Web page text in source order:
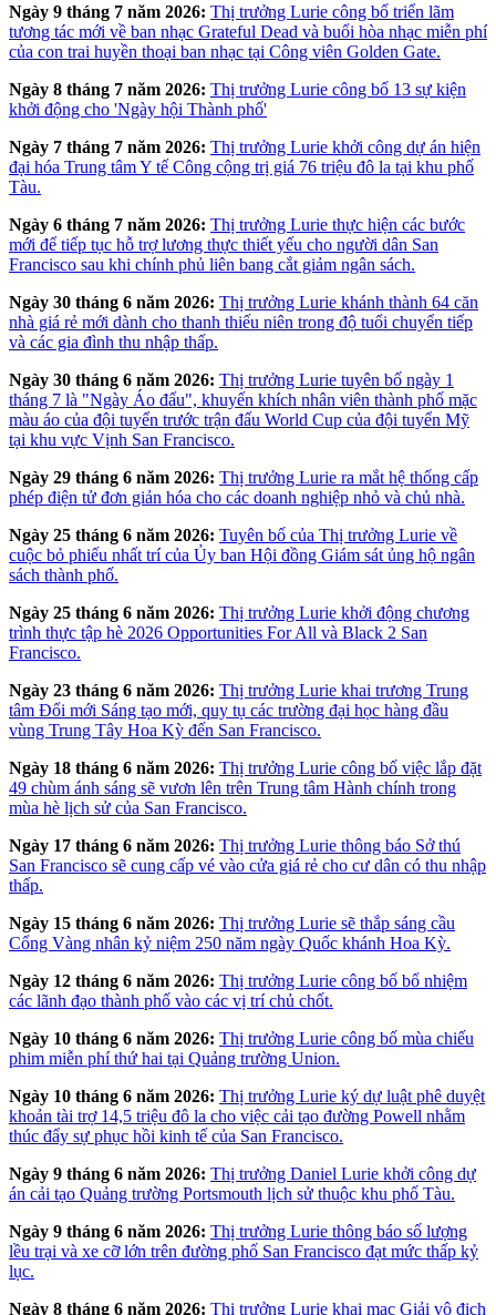
Ngày 9 tháng 7 năm 2026: Thị trưởng Lurie công bố triển lãm
tương tác mới về ban nhạc Grateful Dead và buổi hòa nhạc miễn phí
của con trai huyền thoại ban nhạc tại Công viên Golden Gate.
Ngày 8 tháng 7 năm 2026: Thị trưởng Lurie công bố 13 sự kiện
khởi động cho 'Ngày hội Thành phố'
Ngày 7 tháng 7 năm 2026: Thị trưởng Lurie khởi công dự án hiện
đại hóa Trung tâm Y tế Công cộng trị giá 76 triệu đô la tại khu phố
Tàu.
Ngày 6 tháng 7 năm 2026: Thị trưởng Lurie thực hiện các bước
mới để tiếp tục hỗ trợ lương thực thiết yếu cho người dân San
Francisco sau khi chính phủ liên bang cắt giảm ngân sách.
Ngày 30 tháng 6 năm 2026: Thị trưởng Lurie khánh thành 64 căn
nhà giá rẻ mới dành cho thanh thiếu niên trong độ tuổi chuyển tiếp
và các gia đình thu nhập thấp.
Ngày 30 tháng 6 năm 2026: Thị trưởng Lurie tuyên bố ngày 1
tháng 7 là "Ngày Áo đấu", khuyến khích nhân viên thành phố mặc
màu áo của đội tuyển trước trận đấu World Cup của đội tuyển Mỹ
tại khu vực Vịnh San Francisco.
Ngày 29 tháng 6 năm 2026: Thị trưởng Lurie ra mắt hệ thống cấp
phép điện tử đơn giản hóa cho các doanh nghiệp nhỏ và chủ nhà.
Ngày 25 tháng 6 năm 2026: Tuyên bố của Thị trưởng Lurie về
cuộc bỏ phiếu nhất trí của Ủy ban Hội đồng Giám sát ủng hộ ngân
sách thành phố.
Ngày 25 tháng 6 năm 2026: Thị trưởng Lurie khởi động chương
trình thực tập hè 2026 Opportunities For All và Black 2 San
Francisco.
Ngày 23 tháng 6 năm 2026: Thị trưởng Lurie khai trương Trung
tâm Đổi mới Sáng tạo mới, quy tụ các trường đại học hàng đầu
vùng Trung Tây Hoa Kỳ đến San Francisco.
Ngày 18 tháng 6 năm 2026: Thị trưởng Lurie công bố việc lắp đặt
49 chùm ánh sáng sẽ vươn lên trên Trung tâm Hành chính trong
mùa hè lịch sử của San Francisco.
Ngày 17 tháng 6 năm 2026: Thị trưởng Lurie thông báo Sở thú
San Francisco sẽ cung cấp vé vào cửa giá rẻ cho cư dân có thu nhập
thấp.
Ngày 15 tháng 6 năm 2026: Thị trưởng Lurie sẽ thắp sáng cầu
Cổng Vàng nhân kỷ niệm 250 năm ngày Quốc khánh Hoa Kỳ.
Ngày 12 tháng 6 năm 2026: Thị trưởng Lurie công bố bổ nhiệm
các lãnh đạo thành phố vào các vị trí chủ chốt.
Ngày 10 tháng 6 năm 2026: Thị trưởng Lurie công bố mùa chiếu
phim miễn phí thứ hai tại Quảng trường Union.
Ngày 10 tháng 6 năm 2026: Thị trưởng Lurie ký dự luật phê duyệt
khoản tài trợ 14,5 triệu đô la cho việc cải tạo đường Powell nhằm
thúc đẩy sự phục hồi kinh tế của San Francisco.
Ngày 9 tháng 6 năm 2026: Thị trưởng Daniel Lurie khởi công dự
án cải tạo Quảng trường Portsmouth lịch sử thuộc khu phố Tàu.
Ngày 9 tháng 6 năm 2026: Thị trưởng Lurie thông báo số lượng
lều trại và xe cỡ lớn trên đường phố San Francisco đạt mức thấp kỷ
lục.
Ngày 8 tháng 6 năm 2026: Thị trưởng Lurie khai mạc Giải vô địch